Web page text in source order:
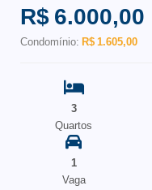
R$ 6.000,00
Condomínio: R$ 1.605,00
3
Quartos
1
Vaga